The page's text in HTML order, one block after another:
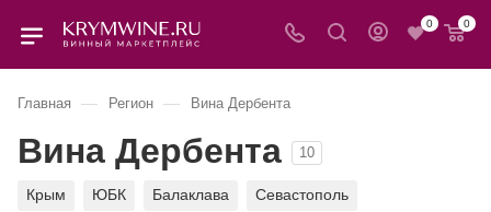
0 0
Главная — Регион — Вина Дербента
Вина Дербента 10
Крым ЮБК Балаклава Севастополь